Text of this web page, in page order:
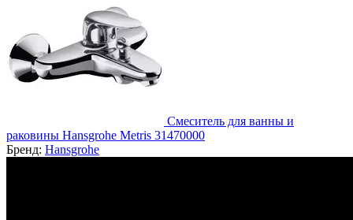
Смеситель для ванны и
раковины Hansgrohe Metris 31470000
Бренд: Hansgrohe